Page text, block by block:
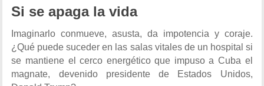
Si se apaga la vida
Imaginarlo conmueve, asusta, da impotencia y coraje.
¿Qué puede suceder en las salas vitales de un hospital si
se mantiene el cerco energético que impuso a Cuba el
magnate, devenido presidente de Estados Unidos,